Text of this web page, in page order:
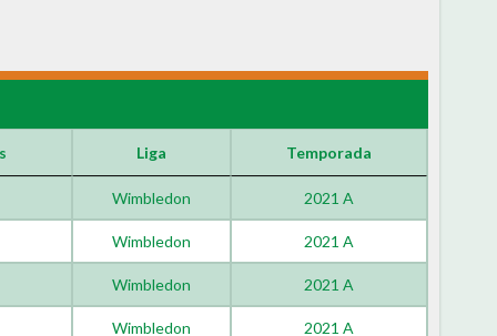
Liga Temporada
Wimbledon 2021 A
Wimbledon 2021 A
Wimbledon 2021 A
Wimbledon 2021 A